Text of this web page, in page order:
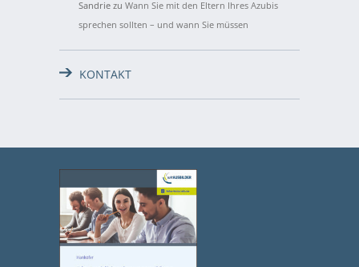
Sandrie zu Wann Sie mit den Eltern Ihres Azubis
sprechen sollten – und wann Sie müssen
KONTAKT